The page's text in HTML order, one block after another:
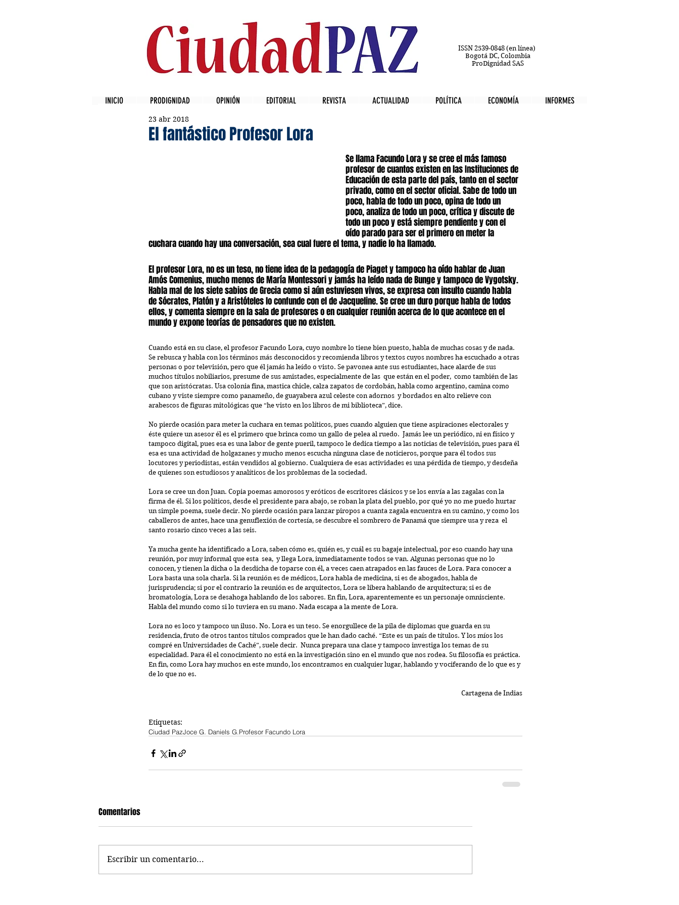
ISSN 2539-0848 (en línea)
Bogotá DC, Colombia
ProDignidad SAS
INICIO PRODIGNIDAD OPINIÓN EDITORIAL REVISTA ACTUALIDAD POLÍTICA ECONOMÍA INFORMES
El fantástico Profesor Lora
23 abr 2018
Se llama Facundo Lora y se cree el más famoso
profesor de cuantos existen en las Instituciones de
Educación de esta parte del país, tanto en el sector
privado, como en el sector oficial. Sabe de todo un
poco, habla de todo un poco, opina de todo un
poco, analiza de todo un poco, crítica y discute de
todo un poco y está siempre pendiente y con el
oído parado para ser el primero en meter la
cuchara cuando hay una conversación, sea cual fuere el tema, y nadie lo ha llamado.
El profesor Lora, no es un teso, no tiene idea de la pedagogía de Piaget y tampoco ha oído hablar de Juan
Amós Comenius, mucho menos de María Montessori y jamás ha leído nada de Bunge y tampoco de Vygotsky.
Habla mal de los siete sabios de Grecia como si aún estuviesen vivos, se expresa con insulto cuando habla
de Sócrates, Platón y a Aristóteles lo confunde con el de Jacqueline. Se cree un duro porque habla de todos
ellos, y comenta siempre en la sala de profesores o en cualquier reunión acerca de lo que acontece en el
mundo y expone teorías de pensadores que no existen.
Cuando está en su clase, el profesor Facundo Lora, cuyo nombre lo tiene bien puesto, habla de muchas cosas y de nada.
Se rebusca y habla con los términos más desconocidos y recomienda libros y textos cuyos nombres ha escuchado a otras
personas o por televisión, pero que él jamás ha leído o visto. Se pavonea ante sus estudiantes, hace alarde de sus
muchos títulos nobiliarios, presume de sus amistades, especialmente de las  que están en el poder,  como también de las
que son aristócratas. Usa colonia fina, mastica chicle, calza zapatos de cordobán, habla como argentino, camina como
cubano y viste siempre como panameño, de guayabera azul celeste con adornos  y bordados en alto relieve con
arabescos de figuras mitológicas que “he visto en los libros de mi biblioteca”, dice.
No pierde ocasión para meter la cuchara en temas políticos, pues cuando alguien que tiene aspiraciones electorales y
éste quiere un asesor él es el primero que brinca como un gallo de pelea al ruedo.  Jamás lee un periódico, ni en físico y
tampoco digital, pues esa es una labor de gente pueril, tampoco le dedica tiempo a las noticias de televisión, pues para él
esa es una actividad de holgazanes y mucho menos escucha ninguna clase de noticieros, porque para él todos sus
locutores y periodistas, están vendidos al gobierno. Cualquiera de esas actividades es una pérdida de tiempo, y desdeña
de quienes son estudiosos y analíticos de los problemas de la sociedad.
Lora se cree un don Juan. Copia poemas amorosos y eróticos de escritores clásicos y se los envía a las zagalas con la
firma de él. Si los políticos, desde el presidente para abajo, se roban la plata del pueblo, por qué yo no me puedo hurtar
un simple poema, suele decir. No pierde ocasión para lanzar piropos a cuanta zagala encuentra en su camino, y como los
caballeros de antes, hace una genuflexión de cortesía, se descubre el sombrero de Panamá que siempre usa y reza  el
santo rosario cinco veces a las seis.
Ya mucha gente ha identificado a Lora, saben cómo es, quién es, y cuál es su bagaje intelectual, por eso cuando hay una
reunión, por muy informal que esta  sea,  y llega Lora, inmediatamente todos se van. Algunas personas que no lo
conocen, y tienen la dicha o la desdicha de toparse con él, a veces caen atrapados en las fauces de Lora. Para conocer a
Lora basta una sola charla. Si la reunión es de médicos, Lora habla de medicina, si es de abogados, habla de
jurisprudencia; si por el contrario la reunión es de arquitectos, Lora se libera hablando de arquitectura; si es de
bromatología, Lora se desahoga hablando de los sabores. En fin, Lora, aparentemente es un personaje omnisciente.
Habla del mundo como si lo tuviera en su mano. Nada escapa a la mente de Lora.
Lora no es loco y tampoco un iluso. No. Lora es un teso. Se enorgullece de la pila de diplomas que guarda en su
residencia, fruto de otros tantos títulos comprados que le han dado caché. “Este es un país de títulos. Y los míos los
compré en Universidades de Caché”, suele decir.  Nunca prepara una clase y tampoco investiga los temas de su
especialidad. Para él el conocimiento no está en la investigación sino en el mundo que nos rodea. Su filosofía es práctica.
En fin, como Lora hay muchos en este mundo, los encontramos en cualquier lugar, hablando y vociferando de lo que es y
de lo que no es.
Cartagena de Indias
Etiquetas:
Ciudad PazJoce G. Daniels G.Profesor Facundo Lora
Comentarios
Escribir un comentario...